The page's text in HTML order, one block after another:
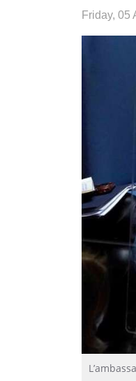
Friday, 05